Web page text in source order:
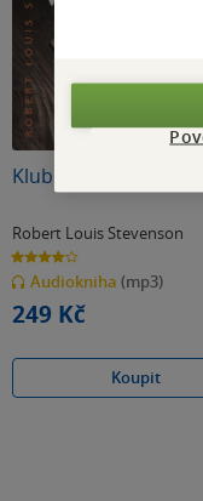
Klub sebevrahů
Robert Louis Stevenson
4.0
z
5
hvězdiček
Audiokniha (mp3)
249 Kč
Koupit